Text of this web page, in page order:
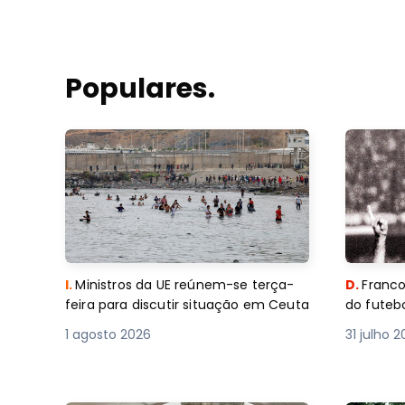
Populares.
I.Ministros da UE reúnem-se terça-
feira para discutir situação em Ceuta
1 agosto 2026
D.
do
31 julho